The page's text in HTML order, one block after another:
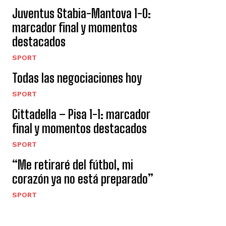
Juventus Stabia-Mantova 1-0:
marcador final y momentos
destacados
SPORT
Todas las negociaciones hoy
SPORT
Cittadella – Pisa 1-1: marcador
final y momentos destacados
SPORT
“Me retiraré del fútbol, ​​mi
corazón ya no está preparado”
SPORT